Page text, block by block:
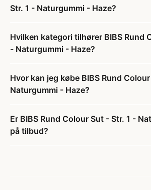
Str. 1 - Naturgummi - Haze?
Hvilken kategori tilhører BIBS Rund
- Naturgummi - Haze?
Hvor kan jeg købe BIBS Rund
Naturgummi - Haze?
Er BIBS Rund Colour Sut - Str. 1 -
på tilbud?